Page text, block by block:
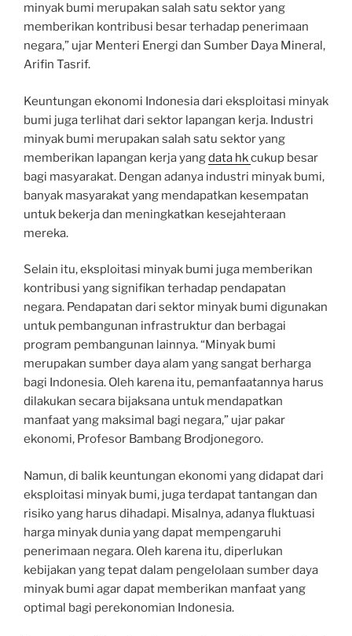
minyak bumi merupakan salah satu sektor yang
memberikan kontribusi besar terhadap penerimaan
negara,” ujar Menteri Energi dan Sumber Daya Mineral,
Arifin Tasrif.
Keuntungan ekonomi Indonesia dari eksploitasi minyak
bumi juga terlihat dari sektor lapangan kerja. Industri
minyak bumi merupakan salah satu sektor yang
memberikan lapangan kerja yangdata hkcukup besar
bagi masyarakat. Dengan adanya industri minyak bumi,
banyak masyarakat yang mendapatkan kesempatan
untuk bekerja dan meningkatkan kesejahteraan
mereka.
Selain itu, eksploitasi minyak bumi juga memberikan
kontribusi yang signifikan terhadap pendapatan
negara. Pendapatan dari sektor minyak bumi digunakan
untuk pembangunan infrastruktur dan berbagai
program pembangunan lainnya. “Minyak bumi
merupakan sumber daya alam yang sangat berharga
bagi Indonesia. Oleh karena itu, pemanfaatannya harus
dilakukan secara bijaksana untuk mendapatkan
manfaat yang maksimal bagi negara,” ujar pakar
ekonomi, Profesor Bambang Brodjonegoro.
Namun, di balik keuntungan ekonomi yang didapat dari
eksploitasi minyak bumi, juga terdapat tantangan dan
risiko yang harus dihadapi. Misalnya, adanya fluktuasi
harga minyak dunia yang dapat mempengaruhi
penerimaan negara. Oleh karena itu, diperlukan
kebijakan yang tepat dalam pengelolaan sumber daya
minyak bumi agar dapat memberikan manfaat yang
optimal bagi perekonomian Indonesia.